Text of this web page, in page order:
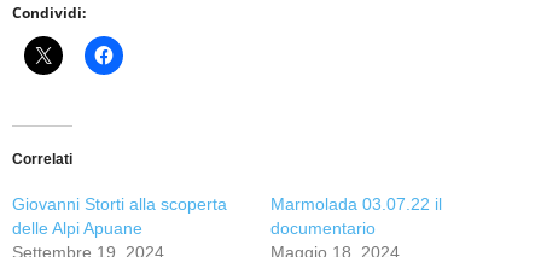
Condividi:
Correlati
Giovanni Storti alla scoperta
delle Alpi Apuane
Settembre 19, 2024
Marmolada 03.07.22 il
documentario
Maggio 18, 2024